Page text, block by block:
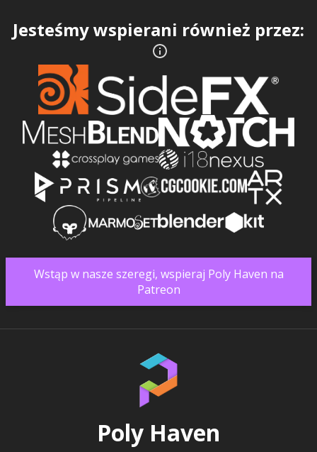
Jesteśmy wspierani również przez:
Wstąp w nasze szeregi, wspieraj Poly Haven na
Patreon
Poly Haven